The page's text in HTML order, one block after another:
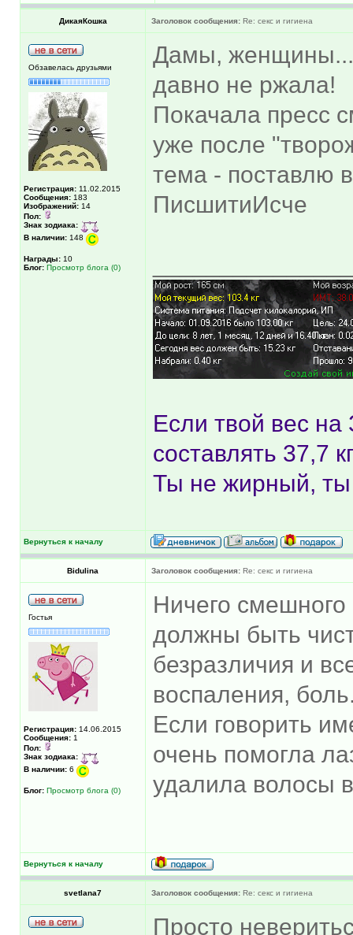
ДикаяКошка Заголовок сообщения: Re: секс и гигиена
Обзавелась друзьями
Регистрация: 11.02.2015
Сообщения: 183
Изображений: 14
Пол:
Знак зодиака:
В наличии: 148
Награды: 10
Блог: Просмотр блога (0)
Дамы, женщины...
давно не ржала!
Покачала пресс
уже после
тема - поставлю
ПисшитиИсче
Если твой вес на
составлять 37,7
Ты не жирный, ты
Вернуться к началу
Bidulina Заголовок сообщения: Re: секс и гигиена
Гостья
Регистрация: 14.06.2015
Сообщения: 1
Пол:
Знак зодиака:
В наличии: 6
Блог: Просмотр блога (0)
Ничего
должны быть
безразличия и
воспаления,
Если говорить
очень помогла
удалила волосы
Вернуться к началу
svetlana7 Заголовок сообщения: Re: секс и гигиена
Просто